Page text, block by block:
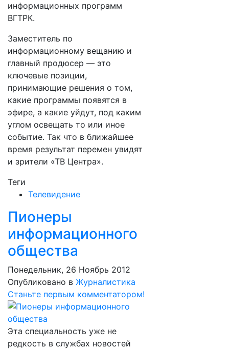
информационных программ
ВГТРК.
Заместитель по
информационному вещанию и
главный продюсер — это
ключевые позиции,
принимающие решения о том,
какие программы появятся в
эфире, а какие уйдут, под каким
углом освещать то или иное
событие. Так что в ближайшее
время результат перемен увидят
и зрители «ТВ Центра».
Теги
Телевидение
Пионеры
информационного
общества
Понедельник, 26 Ноябрь 2012
Опубликовано в Журналистика
Станьте первым комментатором!
Эта специальность уже не
редкость в службах новостей